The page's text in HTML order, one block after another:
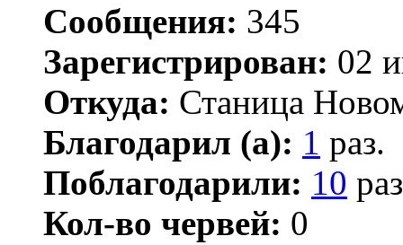
Сообщения: 345
Зарегистрирован: 02
Откуда: Станица
Благодарил (а): 1 раз.
Поблагодарили: 10
Кол-во червей: 0